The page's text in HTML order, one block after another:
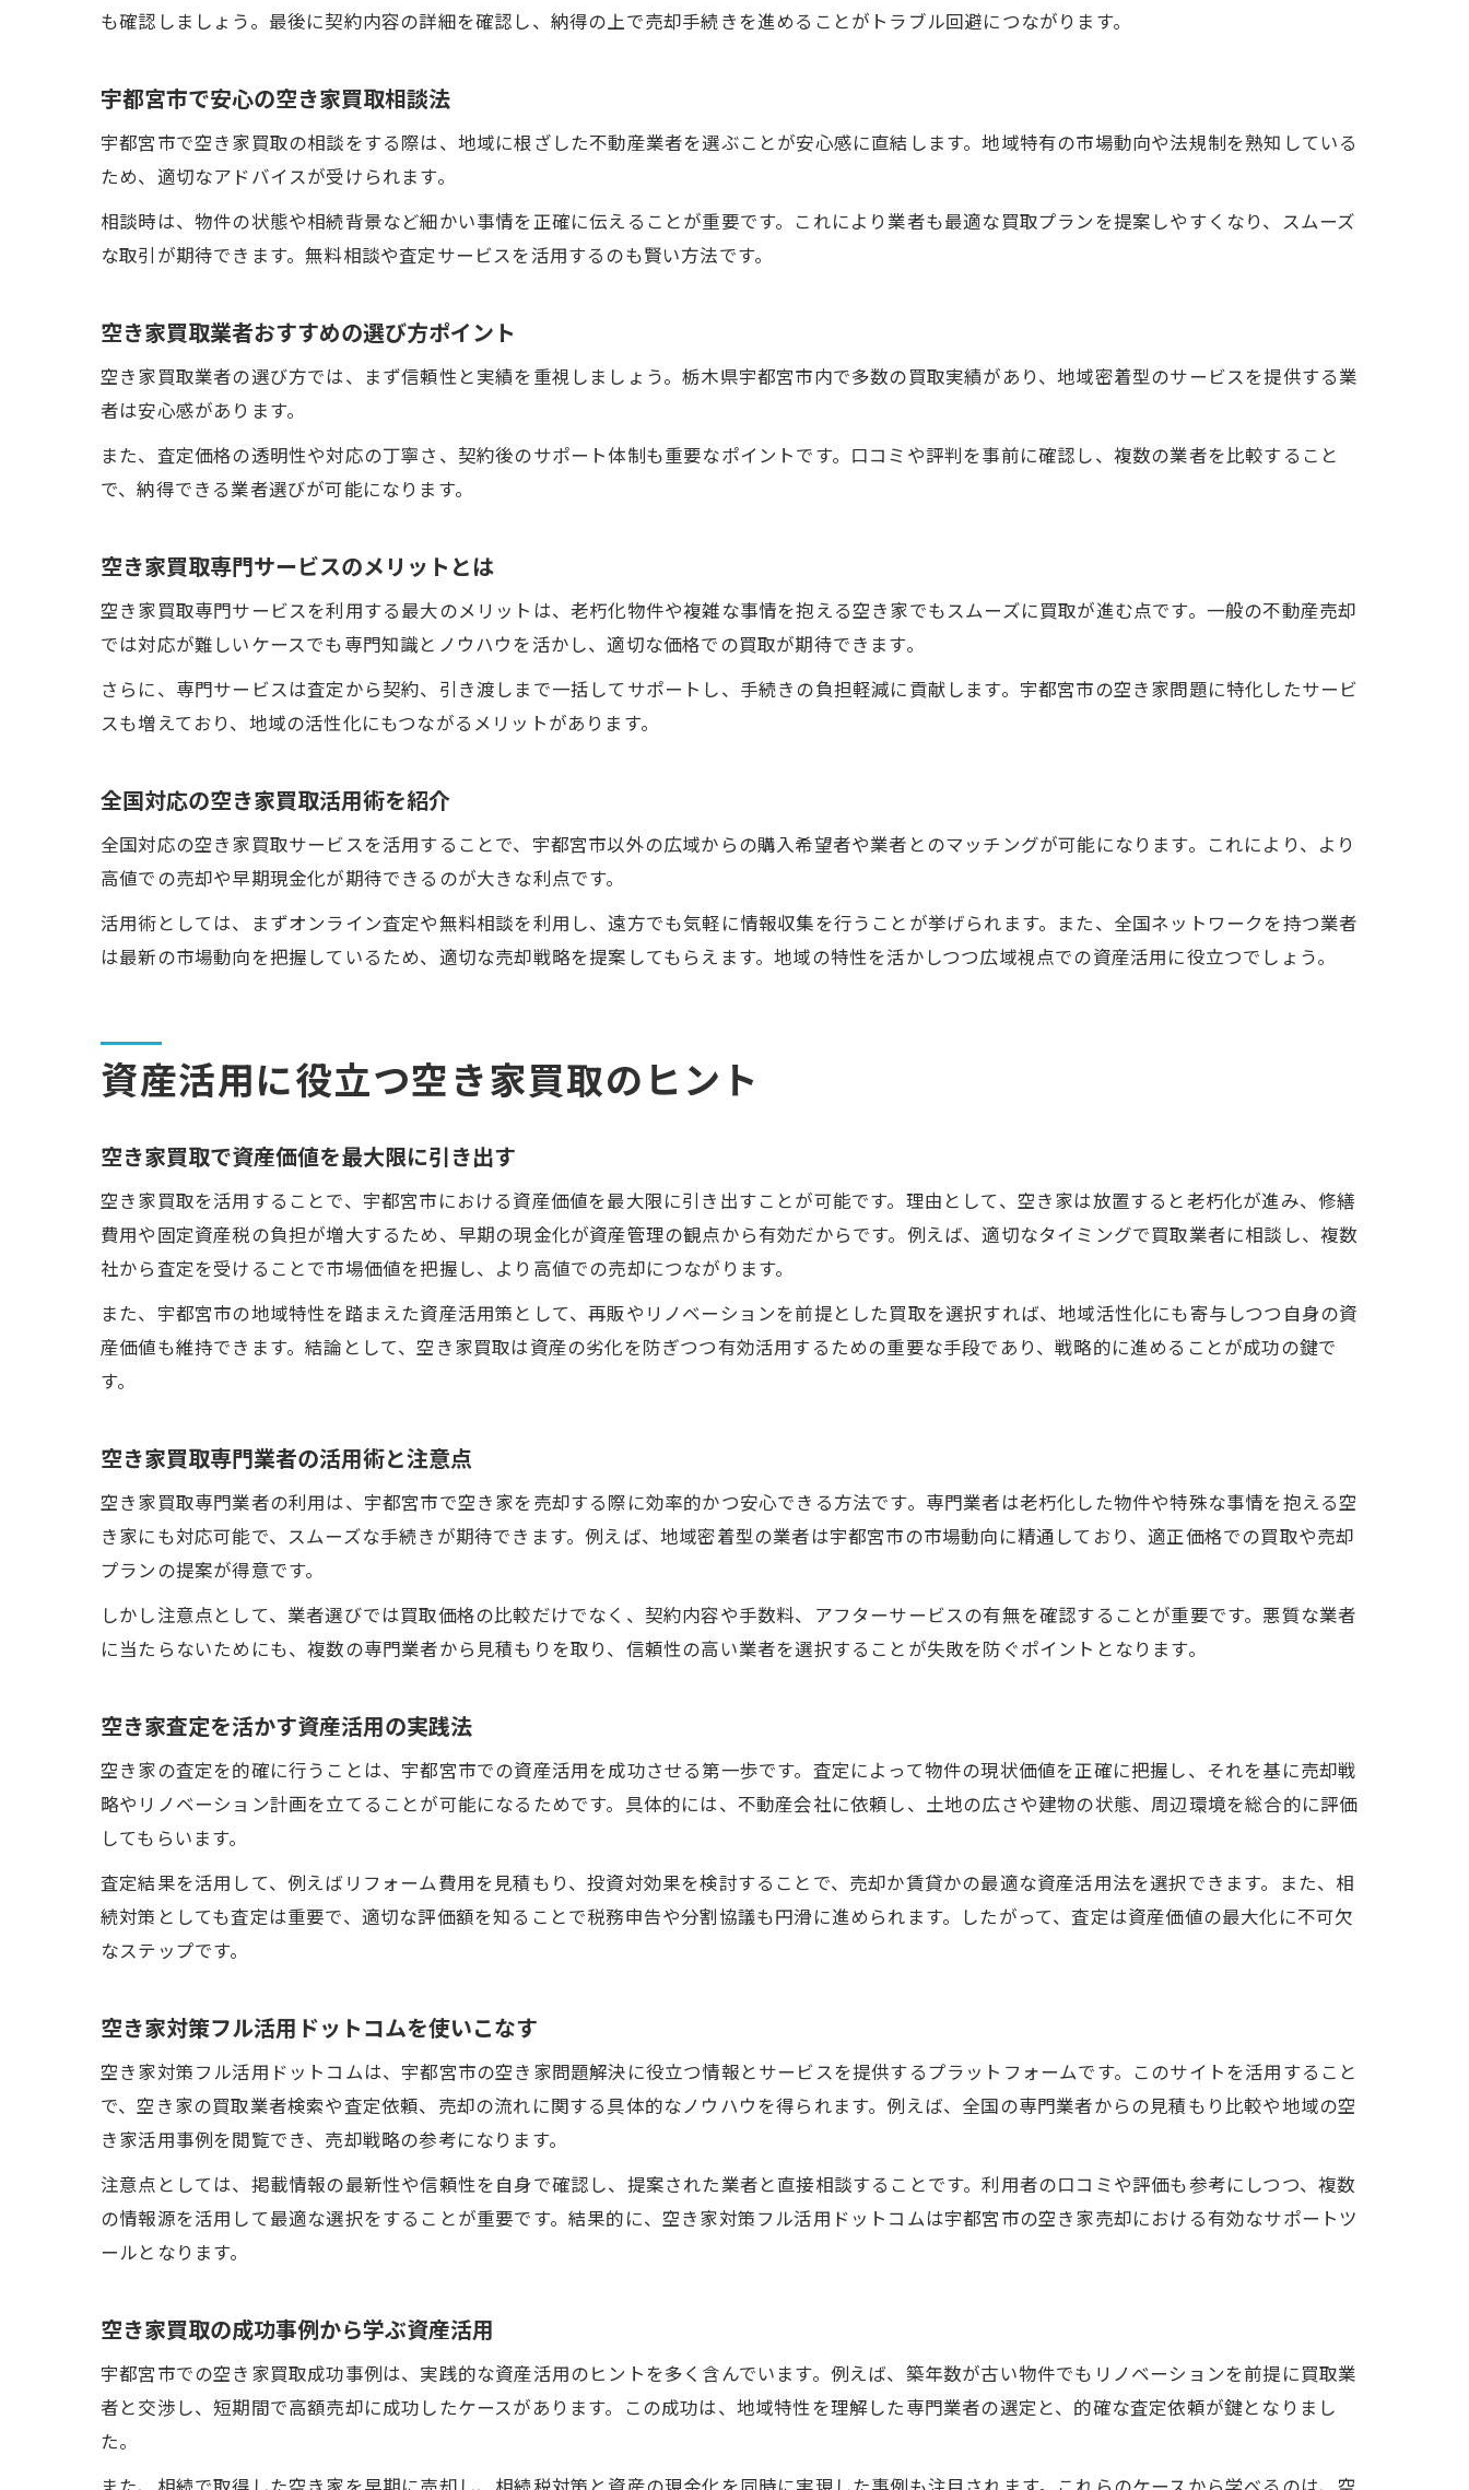
空き家買取と売却の違いをやさしく解説
空き家買取専門サービスの特徴を知ろう
空き家査定から始める有効な売却術
空き家査定で売却の第一歩を踏み出す
空き家買取価格を上げるポイント紹介
宇都宮市の空き家対策が資産を救う理由
空き家買取業者の役割と地域連携の重要性
空き家買取で街全体の魅力が高まる仕組み
不動産投資家の視点で見る空き家買取
不動産投資家が選ぶ空き家買取活用法
空き家買取を活かした収益戦略の実例
も確認しましょう。最後に契約内容の詳細を確認し、納得の上で売却手続きを進めることがトラブル回避につながります。
宇都宮市で安心の空き家買取相談法
宇都宮市で空き家買取の相談をする際は、地域に根ざした不動産業者を選ぶことが安心感に直結します。地域特有の市場動向や法規制を熟知している
ため、適切なアドバイスが受けられます。
相談時は、物件の状態や相続背景など細かい事情を正確に伝えることが重要です。これにより業者も最適な買取プランを提案しやすくなり、スムーズ
な取引が期待できます。無料相談や査定サービスを活用するのも賢い方法です。
空き家買取業者おすすめの選び方ポイント
空き家買取業者の選び方では、まず信頼性と実績を重視しましょう。栃木県宇都宮市内で多数の買取実績があり、地域密着型のサービスを提供する業
者は安心感があります。
また、査定価格の透明性や対応の丁寧さ、契約後のサポート体制も重要なポイントです。口コミや評判を事前に確認し、複数の業者を比較すること
で、納得できる業者選びが可能になります。
空き家買取専門サービスのメリットとは
空き家買取専門サービスを利用する最大のメリットは、老朽化物件や複雑な事情を抱える空き家でもスムーズに買取が進む点です。一般の不動産売却
では対応が難しいケースでも専門知識とノウハウを活かし、適切な価格での買取が期待できます。
さらに、専門サービスは査定から契約、引き渡しまで一括してサポートし、手続きの負担軽減に貢献します。宇都宮市の空き家問題に特化したサービ
スも増えており、地域の活性化にもつながるメリットがあります。
全国対応の空き家買取活用術を紹介
全国対応の空き家買取サービスを活用することで、宇都宮市以外の広域からの購入希望者や業者とのマッチングが可能になります。これにより、より
高値での売却や早期現金化が期待できるのが大きな利点です。
活用術としては、まずオンライン査定や無料相談を利用し、遠方でも気軽に情報収集を行うことが挙げられます。また、全国ネットワークを持つ業者
は最新の市場動向を把握しているため、適切な売却戦略を提案してもらえます。地域の特性を活かしつつ広域視点での資産活用に役立つでしょう。
資産活用に役立つ空き家買取のヒント
空き家買取で資産価値を最大限に引き出す
空き家買取を活用することで、宇都宮市における資産価値を最大限に引き出すことが可能です。理由として、空き家は放置すると老朽化が進み、修繕
費用や固定資産税の負担が増大するため、早期の現金化が資産管理の観点から有効だからです。例えば、適切なタイミングで買取業者に相談し、複数
社から査定を受けることで市場価値を把握し、より高値での売却につながります。
また、宇都宮市の地域特性を踏まえた資産活用策として、再販やリノベーションを前提とした買取を選択すれば、地域活性化にも寄与しつつ自身の資
産価値も維持できます。結論として、空き家買取は資産の劣化を防ぎつつ有効活用するための重要な手段であり、戦略的に進めることが成功の鍵で
す。
空き家買取専門業者の活用術と注意点
空き家買取専門業者の利用は、宇都宮市で空き家を売却する際に効率的かつ安心できる方法です。専門業者は老朽化した物件や特殊な事情を抱える空
き家にも対応可能で、スムーズな手続きが期待できます。例えば、地域密着型の業者は宇都宮市の市場動向に精通しており、適正価格での買取や売却
プランの提案が得意です。
しかし注意点として、業者選びでは買取価格の比較だけでなく、契約内容や手数料、アフターサービスの有無を確認することが重要です。悪質な業者
に当たらないためにも、複数の専門業者から見積もりを取り、信頼性の高い業者を選択することが失敗を防ぐポイントとなります。
空き家査定を活かす資産活用の実践法
空き家の査定を的確に行うことは、宇都宮市での資産活用を成功させる第一歩です。査定によって物件の現状価値を正確に把握し、それを基に売却戦
略やリノベーション計画を立てることが可能になるためです。具体的には、不動産会社に依頼し、土地の広さや建物の状態、周辺環境を総合的に評価
してもらいます。
査定結果を活用して、例えばリフォーム費用を見積もり、投資対効果を検討することで、売却か賃貸かの最適な資産活用法を選択できます。また、相
続対策としても査定は重要で、適切な評価額を知ることで税務申告や分割協議も円滑に進められます。したがって、査定は資産価値の最大化に不可欠
なステップです。
空き家対策フル活用ドットコムを使いこなす
空き家対策フル活用ドットコムは、宇都宮市の空き家問題解決に役立つ情報とサービスを提供するプラットフォームです。このサイトを活用すること
で、空き家の買取業者検索や査定依頼、売却の流れに関する具体的なノウハウを得られます。例えば、全国の専門業者からの見積もり比較や地域の空
き家活用事例を閲覧でき、売却戦略の参考になります。
注意点としては、掲載情報の最新性や信頼性を自身で確認し、提案された業者と直接相談することです。利用者の口コミや評価も参考にしつつ、複数
の情報源を活用して最適な選択をすることが重要です。結果的に、空き家対策フル活用ドットコムは宇都宮市の空き家売却における有効なサポートツ
ールとなります。
空き家買取の成功事例から学ぶ資産活用
宇都宮市での空き家買取成功事例は、実践的な資産活用のヒントを多く含んでいます。例えば、築年数が古い物件でもリノベーションを前提に買取業
者と交渉し、短期間で高額売却に成功したケースがあります。この成功は、地域特性を理解した専門業者の選定と、的確な査定依頼が鍵となりまし
た。